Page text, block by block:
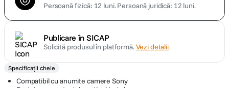
10. nou
Persoană fizică: 12 luni.Persoană juridică: 12 luni.
Publicare în SICAP
Solicită produsul în platformă.Vezi detalii
Specificații cheie
Compatibil cu anumite camere Sony